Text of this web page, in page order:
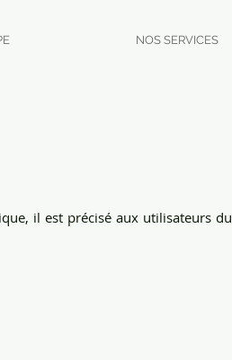
NOS SERVICES
il est précisé aux utilisateurs du